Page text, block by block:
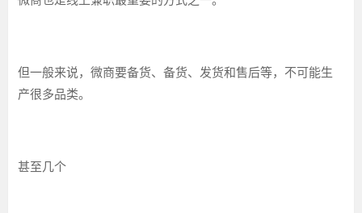
但一般来说，微商要备货、备货、发货和售后等，不可能生
产很多品类。
甚至几个